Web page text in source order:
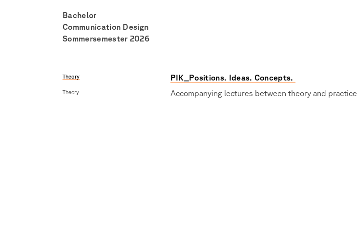
Bachelor
Communication Design
Sommersemester 2026
Theory
Theory
PIK_Positions. Ideas. Concepts.
Accompanying lectures between theory and practice